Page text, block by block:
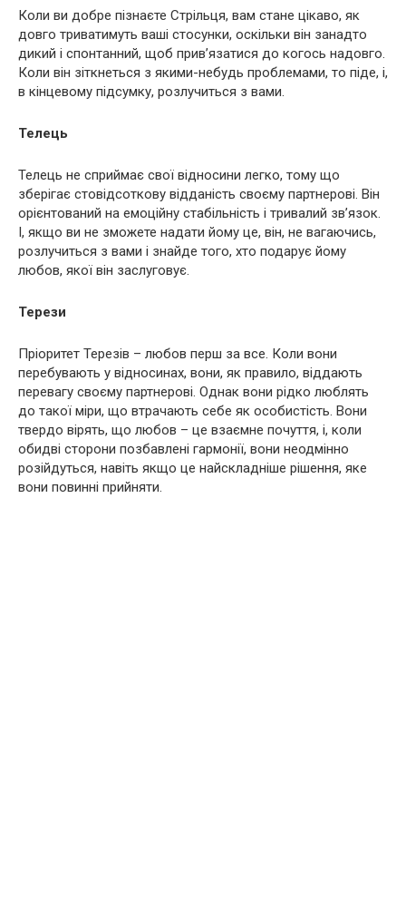
Коли ви добре пізнаєте Стрільця, вам стане цікаво, як
довго триватимуть ваші стосунки, оскільки він занадто
дикий і спонтанний, щоб прив’язатися до когось надовго.
Коли він зіткнеться з якими-небудь проблемами, то піде, і,
в кінцевому підсумку, розлучиться з вами.
Телець
Телець не сприймає свої відносини легко, тому що
зберігає стовідсоткову відданість своєму партнерові. Він
орієнтований на емоційну стабільність і тривалий зв’язок.
І, якщо ви не зможете надати йому це, він, не вагаючись,
розлучиться з вами і знайде того, хто подарує йому
любов, якої він заслуговує.
Терези
Пріоритет Терезів – любов перш за все. Коли вони
перебувають у відносинах, вони, як правило, віддають
перевагу своєму партнерові. Однак вони рідко люблять
до такої міри, що втрачають себе як особистість. Вони
твердо вірять, що любов – це взаємне почуття, і, коли
обидві сторони позбавлені гармонії, вони неодмінно
розійдуться, навіть якщо це найскладніше рішення, яке
вони повинні прийняти.